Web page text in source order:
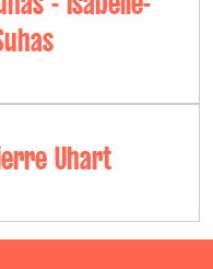
Uhart